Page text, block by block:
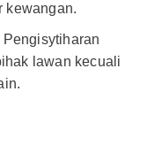
kewangan.
lawan kecuali